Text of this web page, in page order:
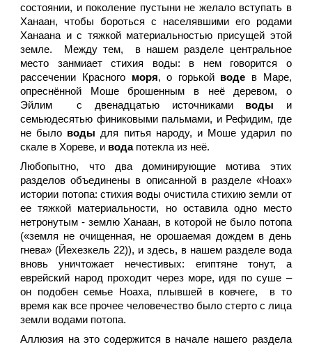
состоянии, и поколение пустыни не желало вступать в
Ханаан, чтобы бороться с населявшими его родами
Ханаана и с тяжкой материальностью присущей этой
земле. Между тем, в нашем разделе центральное
место занмиает стихия воды: в нем говорится о
рассечении Красного моря, о горькой воде в Маре,
опреснённой Моше брошенным в неё деревом, о
Эйлим с двенадцатью источниками воды и
семьюдесятью финиковыми пальмами, и Рефидим, где
не было воды для питья народу, и Моше ударил по
скале в Хореве, и водапотекла из неё.
Любопытно, что два доминирующие мотива этих
разделов объединены в описанной в разделе «Ноах»
истории потопа: стихия воды очистила стихию земли от
ее тяжкой материальности, но оставила одно место
нетронутым - землю Ханаан, в которой не было потопа
(«земля не очищенная, не орошаемая дождем в день
гнева» (Йехезкель 22)), и здесь, в нашем разделе вода
вновь уничтожает нечестивых: египтяне тонут, а
еврейский народ проходит через море, идя по суше –
он подобен семье Ноаха, плывшей в ковчеге, в то
время как все прочее человечество было стерто с лица
земли водами потопа.
Аллюзия на это содержится в начале нашего раздела